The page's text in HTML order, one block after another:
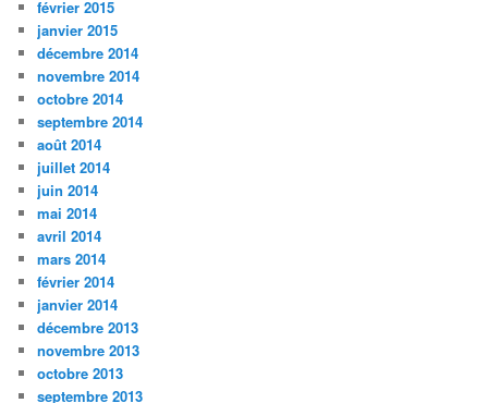
février 2015
janvier 2015
décembre 2014
novembre 2014
octobre 2014
septembre 2014
août 2014
juillet 2014
juin 2014
mai 2014
avril 2014
mars 2014
février 2014
janvier 2014
décembre 2013
novembre 2013
octobre 2013
septembre 2013